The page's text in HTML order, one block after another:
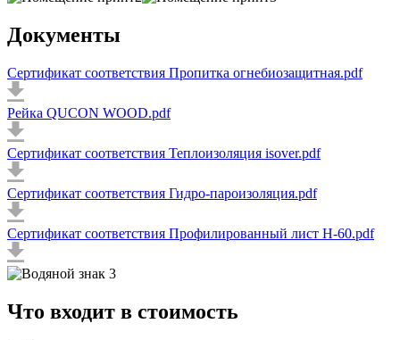
Документы
Сертификат соответствия Пропитка огнебиозащитная.pdf
Рейка QUCON WOOD.pdf
Сертификат соответствия Теплоизоляция isover.pdf
Сертификат соответствия Гидро-пароизоляция.pdf
Сертификат соответствия Профилированный лист Н-60.pdf
Что входит в стоимость